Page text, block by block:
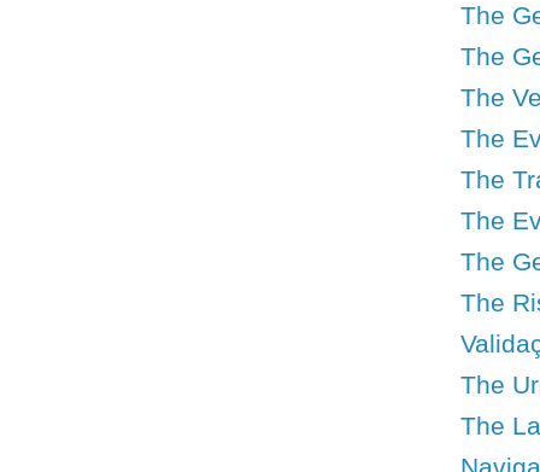
The
The
The
The
The
The
The
The
The
The